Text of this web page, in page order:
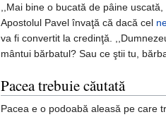
,,Mai bine o bucată de pâine
Apostolul Pavel învaţă că dacă cel
va fi convertit la credinţă.
mântui bărbatul? Sau ce ştii tu,
Pacea trebuie căutată
Pacea e o podoabă aleasă pe care